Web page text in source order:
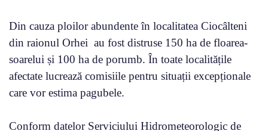
Din cauza ploilor abundente în localitatea Ciocâlteni
din raionul Orhei au fost distruse 150 ha de floarea-
soarelui și 100 ha de porumb. În toate localitățile
afectate lucrează comisiile pentru situații excepționale
care vor estima pagubele.
Conform datelor Serviciului Hidrometeorologic de